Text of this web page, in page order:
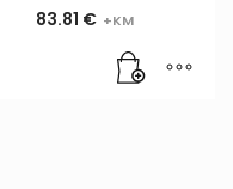
83.81 €